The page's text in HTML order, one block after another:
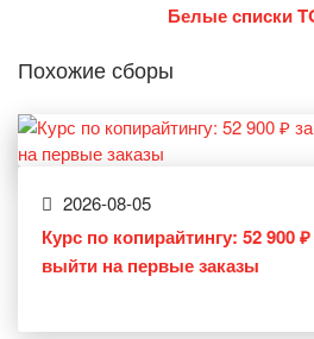
Белые списки
Похожие сборы
2026-08-05
Курс по копирайтингу: 52 900
выйти на первые заказы